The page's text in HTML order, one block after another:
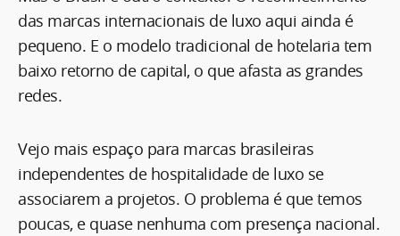
das marcas internacionais de luxo aqui ainda é
pequeno. E o modelo tradicional de hotelaria tem
baixo retorno de capital, o que afasta as grandes
redes.
Vejo mais espaço para marcas brasileiras
independentes de hospitalidade de luxo se
associarem a projetos. O problema é que temos
poucas, e quase nenhuma com presença nacional.